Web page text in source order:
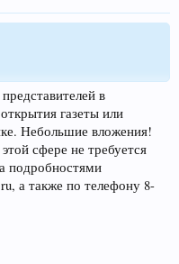
в
газеты или
Небольшие вложения!
сфере не требуется
подробностями
а также по телефону 8-